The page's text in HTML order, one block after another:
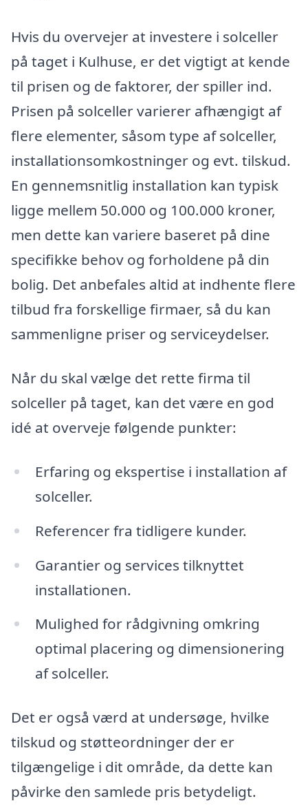
Hvis du overvejer at investere i solceller
på taget i Kulhuse, er det vigtigt at kende
til prisen og de faktorer, der spiller ind.
Prisen på solceller varierer afhængigt af
flere elementer, såsom type af solceller,
installationsomkostninger og evt. tilskud.
En gennemsnitlig installation kan typisk
ligge mellem 50.000 og 100.000 kroner,
men dette kan variere baseret på dine
specifikke behov og forholdene på din
bolig. Det anbefales altid at indhente flere
tilbud fra forskellige firmaer, så du kan
sammenligne priser og serviceydelser.
Når du skal vælge det rette firma til
solceller på taget, kan det være en god
idé at overveje følgende punkter:
Erfaring og ekspertise i installation af
solceller.
Referencer fra tidligere kunder.
Garantier og services tilknyttet
installationen.
Mulighed for rådgivning omkring
optimal placering og dimensionering
af solceller.
Det er også værd at undersøge, hvilke
tilskud og støtteordninger der er
tilgængelige i dit område, da dette kan
påvirke den samlede pris betydeligt.